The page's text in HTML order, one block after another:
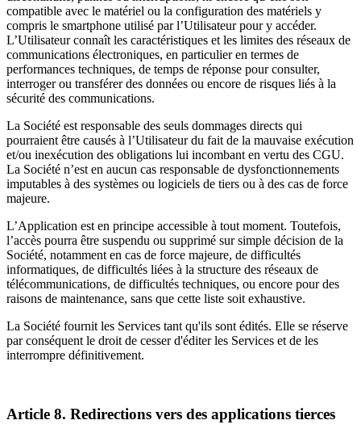
compatible avec le matériel ou la configuration des matériels y
compris le smartphone utilisé par l’Utilisateur pour y accéder.
L’Utilisateur connaît les caractéristiques et les limites des réseaux de
communications électroniques, en particulier en termes de
performances techniques, de temps de réponse pour consulter,
interroger ou transférer des données ou encore de risques liés à la
sécurité des communications.
La Société est responsable des seuls dommages directs qui
pourraient être causés à l’Utilisateur du fait de la mauvaise exécution
et/ou inexécution des obligations lui incombant en vertu des CGU.
La Société n’est en aucun cas responsable de dysfonctionnements
imputables à des systèmes ou logiciels de tiers ou à des cas de force
majeure.
L’Application est en principe accessible à tout moment. Toutefois,
l’accès pourra être suspendu ou supprimé sur simple décision de la
Société, notamment en cas de force majeure, de difficultés
informatiques, de difficultés liées à la structure des réseaux de
télécommunications, de difficultés techniques, ou encore pour des
raisons de maintenance, sans que cette liste soit exhaustive.
La Société fournit les Services tant qu'ils sont édités. Elle se réserve
par conséquent le droit de cesser d'éditer les Services et de les
interrompre définitivement.
Article 8. Redirections vers des applications tierces